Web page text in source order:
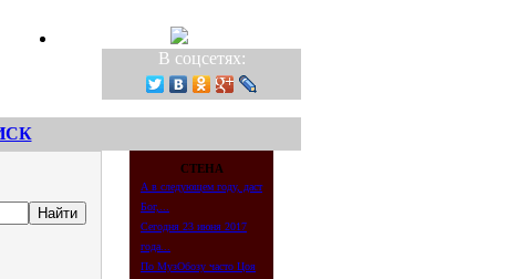
В соцсетях:
СТЕНА
А в следующем году, даст
Бог,...
Сегодня 23 июня 2017
года...
По МузОбозу часто Цоя